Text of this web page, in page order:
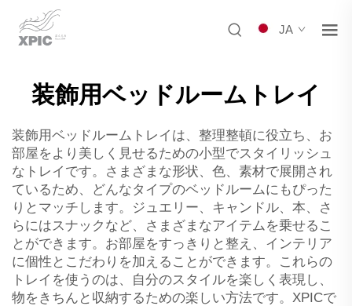
JA
装飾用ベッドルームトレイ
装飾用ベッドルームトレイは、整理整頓に役立ち、お
部屋をより美しく見せるための小型でスタイリッシュ
なトレイです。さまざまな形状、色、素材で展開され
ているため、どんなタイプのベッドルームにもぴった
りとマッチします。ジュエリー、キャンドル、本、さ
らにはスナックなど、さまざまなアイテムを乗せるこ
とができます。お部屋をすっきりと整え、インテリア
に個性とこだわりを加えることができます。これらの
トレイを使うのは、自分のスタイルを楽しく表現し、
物をきちんと収納するための楽しい方法です。XPICで